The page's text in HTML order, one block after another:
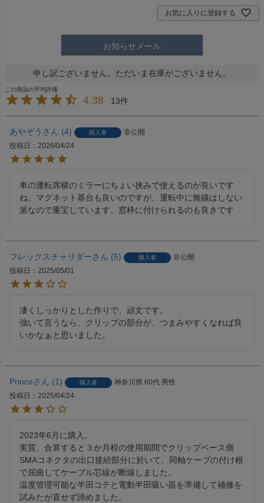
お気に入りに登録する
お知らせメール
申し訳ございません。ただいま在庫がございません。
4.38 13
あやぞう 4 購入者
非公開
投稿日
2026/04/24
車の運転席横のミラーにちょい挟みで使えるのが良いです
ね。マグネット基台も良いのですが、運転中に無線はしない
派なので重宝しています。窓枠に付けられるのも良きです
フレックスチャリダー 5 購入者
非公開
投稿日
2025/05/01
凄くしっかりとした作りで、頑丈です。
強いて言うなら、クリップの部分が、つまみやすくなれば良
いかなぁと思いました。
Prince 1 購入者 神奈川県 60代 男性
投稿日
2025/04/24
2023年6月に購入。
実質、合算すると３か月程の使用期間でクリップベース側
SMAコネクタの出口接続部分に於いて、同軸ケーブの付け根
で屈曲してケーブル芯線が断線しました。
温度管理可能な半田コテと電動半田吸い器を準備して補修を
試みたが直せず諦めました。